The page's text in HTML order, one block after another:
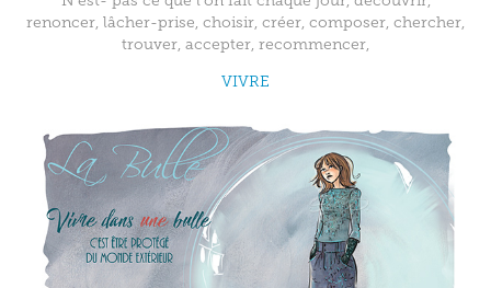
renoncer, lâcher-prise, choisir, créer, composer, chercher,
trouver, accepter, recommencer,
VIVRE